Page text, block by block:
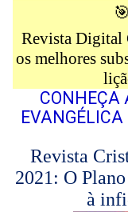
🎯
Revista Digital
os melhores
CONHEÇA
Revista
2021: O
à